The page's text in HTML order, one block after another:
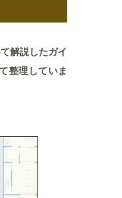
解説したガイ
整理していま